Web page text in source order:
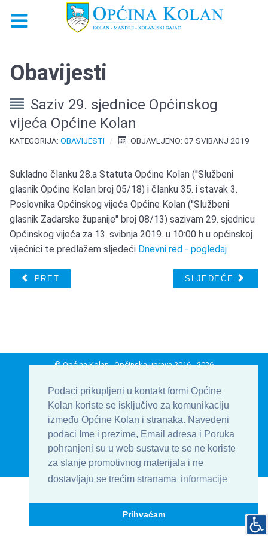
Podaci prikupljeni u kontakt formi Općine
Kolan koriste se isključivo za komunikaciju
između Općine Kolan i stranaka. Navedeni
podaci Ime i prezime, Email adresa i Poruka
pohranjeni su u web sustavu te se ne koriste
za slanje promotivnog materijala i ne
dostavljaju se trećim stranama informacije
Prihvaćam
Obavijesti
Saziv 29. sjednice Općinskog
vijeća Općine Kolan
KATEGORIJA:OBAVIJESTI OBJAVLJENO: 07 SVIBANJ 2019
Sukladno članku 28.a Statuta Općine Kolan (''Službeni
glasnik Općine Kolan broj 05/18) i članku 35. i stavak 3.
Poslovnika Općinskog vijeća Općine Kolan (''Službeni
glasnik Zadarske županije'' broj 08/13) sazivam 29. sjednicu
Općinskog vijeća za 13. svibnja 2019. u 10:00 h u općinskoj
vijećnici te predlažem sljedeći Dnevni red - pogledaj
PRET SLJEDEĆE
© Općina Kolan , Općinska uprava 2016 - 2026
| Uvjeti korištenja | Kontakt
| Formular
| Impressum
Na vrh